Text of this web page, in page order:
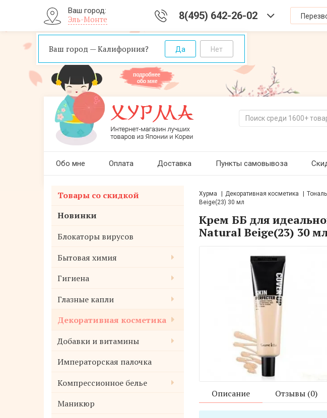
Ваш город:
Эль-Монте
Ваш город — Калифорния?
8(495) 642-26-02
Обо мне Оплата Доставка Пункты самовывоза
Товары со скидкой
Новинки
Блокаторы вирусов
Бытовая химия
Гигиена
Глазные капли
Декоративная косметика
Добавки и витамины
Императорская палочка
Компрессионное белье
Маникюр
Хурма Декоративная косметика
Beige(23) 30 мл
Крем ББ для
Natural Beige(23) 30
Описание Отзывы (0)